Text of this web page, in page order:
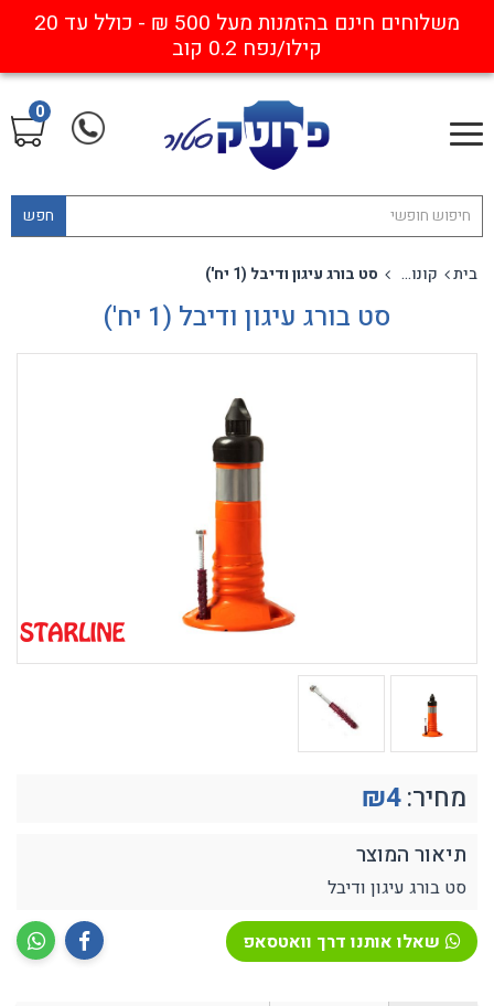
משלוחים חינם בהזמנות מעל 500 ₪ - כולל עד 20
קילו/נפח 0.2 קוב
חפש
0
בית קונוסים ותחימה סט בורג עיגון ודיבל (1 יח')
סט בורג עיגון ודיבל (1 יח')
מחיר:4
₪
תיאור המוצר
סט בורג עיגון ודיבל
שאלו אותנו דרך וואטסאפ